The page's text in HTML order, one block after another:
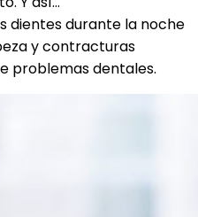
dientes durante la noche
y contracturas
problemas dentales.